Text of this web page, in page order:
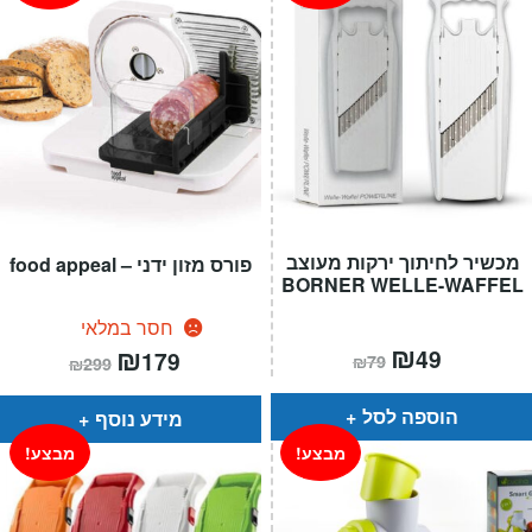
פורס מזון ידני – food appeal
חסר במלאי
₪299 המחיר
המקורי
היה:
₪299.
₪179
הוא:
מידע נוסף
מכשיר לחיתוך ירקות מעוצב
BORNER WELLE-WAFFEL
₪79 המחיר
המקורי
היה:
₪79.
₪49
הוא:
הוספה לסל
מבצע! מבצע!